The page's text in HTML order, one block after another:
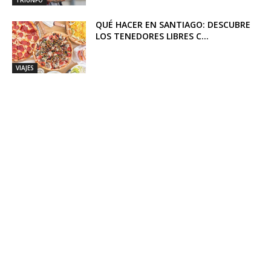
VIAJES
QUÉ HACER EN SANTIAGO: DESCUBRE
LOS TENEDORES LIBRES C...